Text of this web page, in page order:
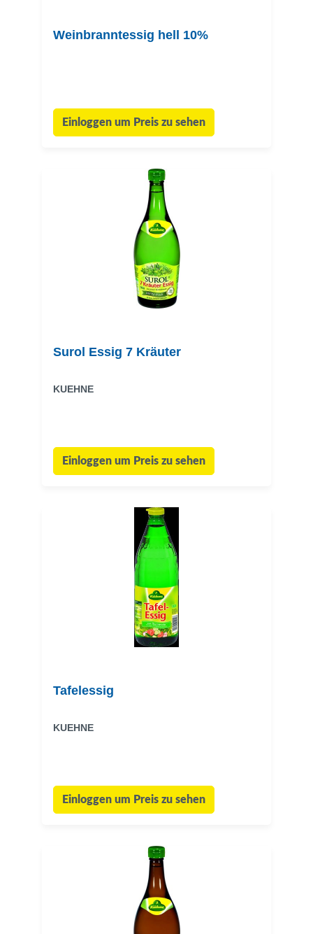
Weinbranntessig hell 10%
Einloggen um Preis zu sehen
Surol Essig 7 Kräuter
KUEHNE
Einloggen um Preis zu sehen
Tafelessig
KUEHNE
Einloggen um Preis zu sehen